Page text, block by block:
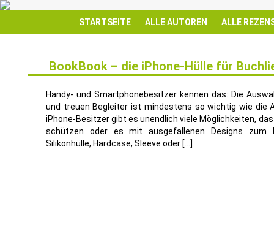
STARTSEITE ALLE AUTOREN ALLE
BookBook – die iPhone-Hülle für
Handy- und Smartphonebesitzer kennen das: Die
und treuen Begleiter ist mindestens so wichtig wie die
iPhone-Besitzer gibt es unendlich viele Möglichkeiten,
schützen oder es mit ausgefallenen Designs zum
Silikonhülle, Hardcase, Sleeve oder […]